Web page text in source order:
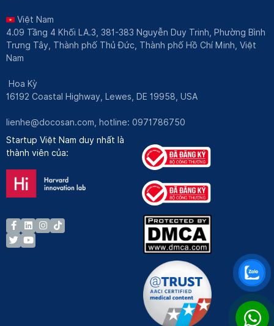
Việt Nam
4.09 Tầng 4 Khối LA.3, 381-383 Nguyễn Duy Trinh, Phường Bình
Trưng Tây, Thành phố Thủ Đức, Thành phố Hồ Chí Minh, Việt
Nam
Hoa Kỳ
16192 Coastal Highway, Lewes, DE 19958, USA
lienhe@docosan.com, hotline: 0971786750
Startup Việt Nam duy nhất là
thành viên của: